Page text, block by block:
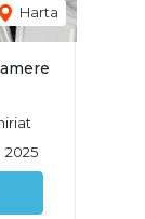
Harta
2025